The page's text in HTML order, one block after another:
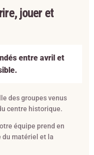
jouer et
entre avril et
des groupes venus
centre historique.
équipe prend en
du matériel et la